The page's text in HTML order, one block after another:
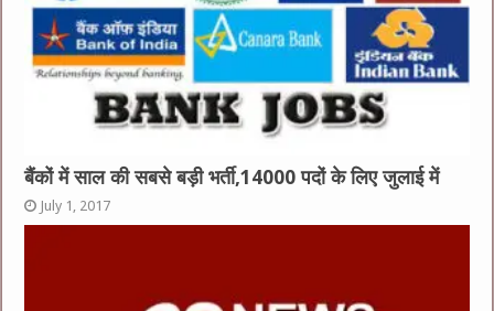
बैंकों में साल की सबसे बड़ी भर्ती,14000 पदों के लिए जुलाई में
July 1, 2017